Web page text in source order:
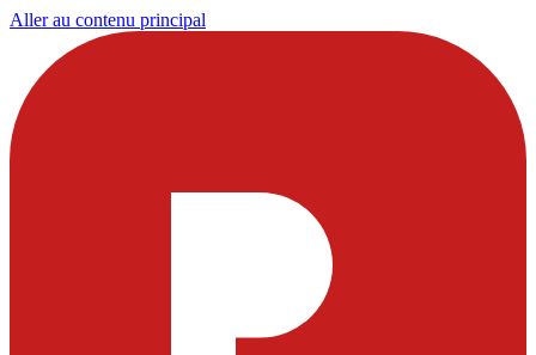
Aller au contenu principal